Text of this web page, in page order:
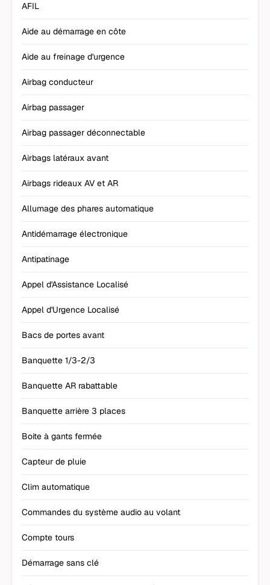
AFIL
Aide au démarrage en côte
Aide au freinage d'urgence
Airbag conducteur
Airbag passager
Airbag passager déconnectable
Airbags latéraux avant
Airbags rideaux AV et AR
Allumage des phares automatique
Antidémarrage électronique
Antipatinage
Appel d'Assistance Localisé
Appel d'Urgence Localisé
Bacs de portes avant
Banquette 1/3-2/3
Banquette AR rabattable
Banquette arrière 3 places
Boite à gants fermée
Capteur de pluie
Clim automatique
Commandes du système audio au volant
Compte tours
Démarrage sans clé